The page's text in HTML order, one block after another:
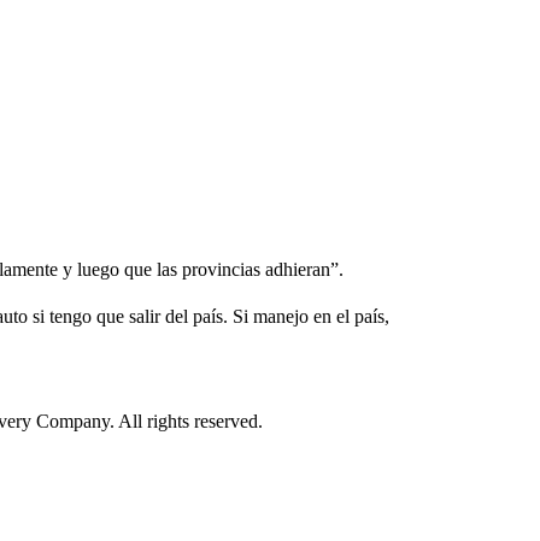
y luego que las provincias adhieran”.
si tengo que salir del país. Si manejo en el país,
Company. All rights reserved.